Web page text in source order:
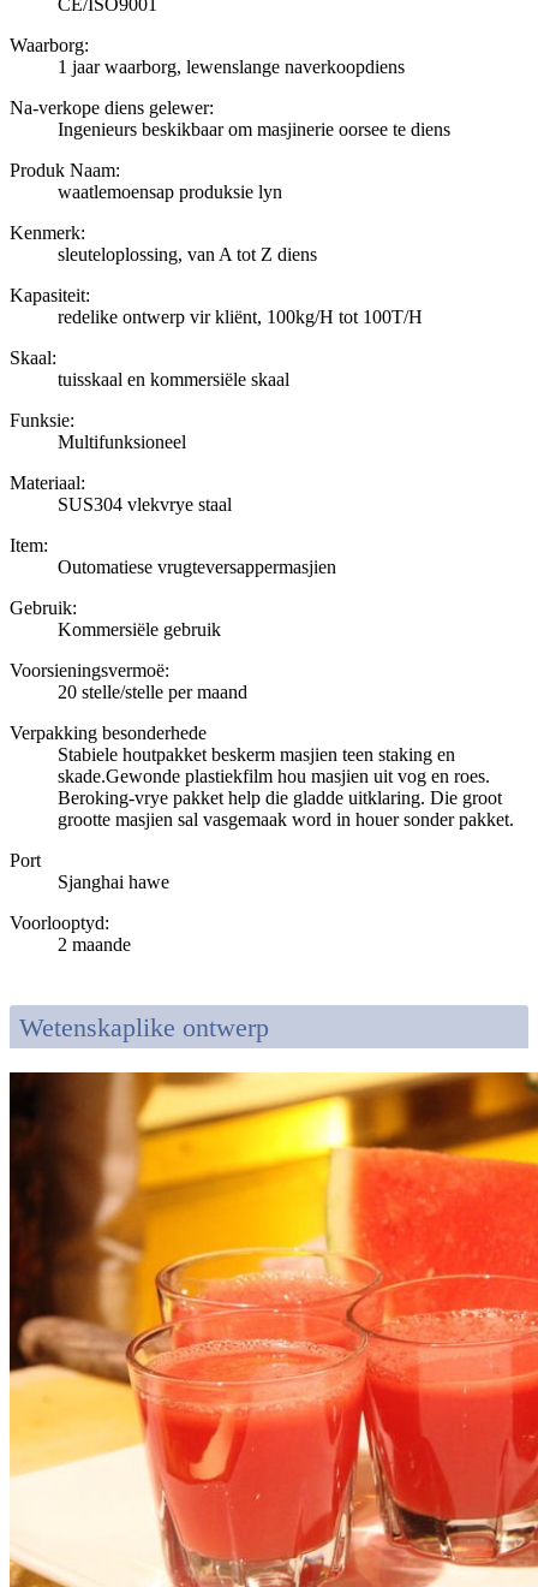
CE/ISO9001
Waarborg:
1 jaar waarborg, lewenslange naverkoopdiens
Na-verkope diens gelewer:
Ingenieurs beskikbaar om masjinerie oorsee te diens
Produk Naam:
waatlemoensap produksie lyn
Kenmerk:
sleuteloplossing, van A tot Z diens
Kapasiteit:
redelike ontwerp vir kliënt, 100kg/H tot 100T/H
Skaal:
tuisskaal en kommersiële skaal
Funksie:
Multifunksioneel
Materiaal:
SUS304 vlekvrye staal
Item:
Outomatiese vrugteversappermasjien
Gebruik:
Kommersiële gebruik
Voorsieningsvermoë:
20 stelle/stelle per maand
Verpakking besonderhede
Stabiele houtpakket beskerm masjien teen staking en
skade.Gewonde plastiekfilm hou masjien uit vog en roes.
Beroking-vrye pakket help die gladde uitklaring. Die groot
grootte masjien sal vasgemaak word in houer sonder pakket.
Port
Sjanghai hawe
Voorlooptyd:
2 maande
Wetenskaplike ontwerp